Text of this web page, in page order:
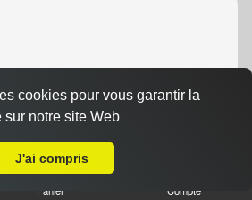
à l'itérieur
Panier Compte
cookies pour vous garantir la
notre site Web
J'ai compris